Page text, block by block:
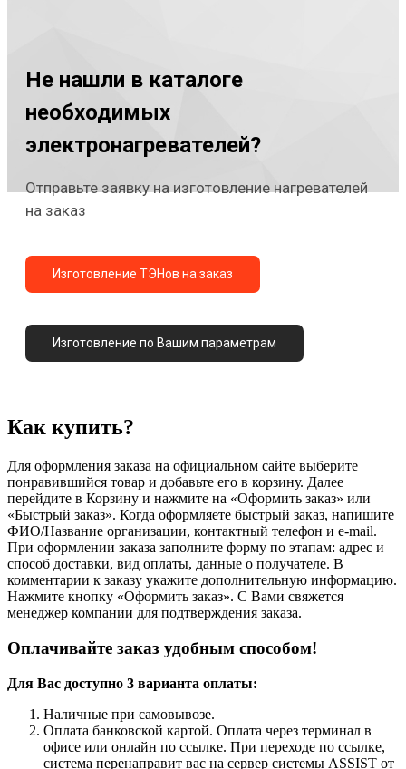
Не нашли в каталоге
необходимых
электронагревателей?
Отправьте заявку на изготовление нагревателей
на заказ
Изготовление ТЭНов на заказ
Изготовление по Вашим параметрам
Как купить?
Для оформления заказа на официальном сайте выберите
понравившийся товар и добавьте его в корзину. Далее
перейдите в Корзину и нажмите на «Оформить заказ» или
«Быстрый заказ». Когда оформляете быстрый заказ, напишите
ФИО/Название организации, контактный телефон и e-mail.
При оформлении заказа заполните форму по этапам: адрес и
способ доставки, вид оплаты, данные о получателе. В
комментарии к заказу укажите дополнительную информацию.
Нажмите кнопку «Оформить заказ». С Вами свяжется
менеджер компании для подтверждения заказа.
Оплачивайте заказ удобным способом!
Для Вас доступно 3 варианта оплаты:
Наличные при самовывозе.
Оплата банковской картой. Оплата через терминал в
офисе или онлайн по ссылке. При переходе по ссылке,
система перенаправит вас на сервер системы ASSIST от